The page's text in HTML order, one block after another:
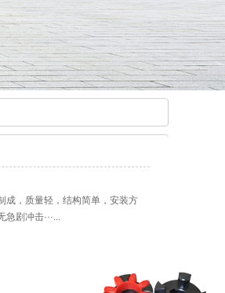
成，质量轻，结构简单，安装方
剧冲击···...